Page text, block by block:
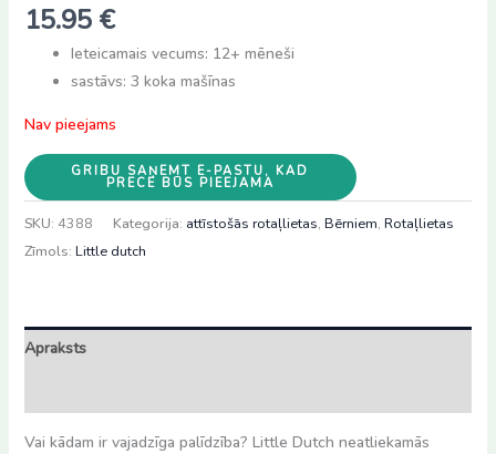
15.95 €
Ieteicamais vecums: 12+ mēneši
sastāvs: 3 koka mašīnas
Nav pieejams
GRIBU SAŅEMT E-PASTU, KAD
PRECE BŪS PIEEJAMA
SKU: 4388 Kategorija: attīstošās rotaļlietas, Bērniem, Rotaļlietas
Zīmols: Little dutch
Apraksts
Vai kādam ir vajadzīga palīdzība? Little Dutch neatliekamās